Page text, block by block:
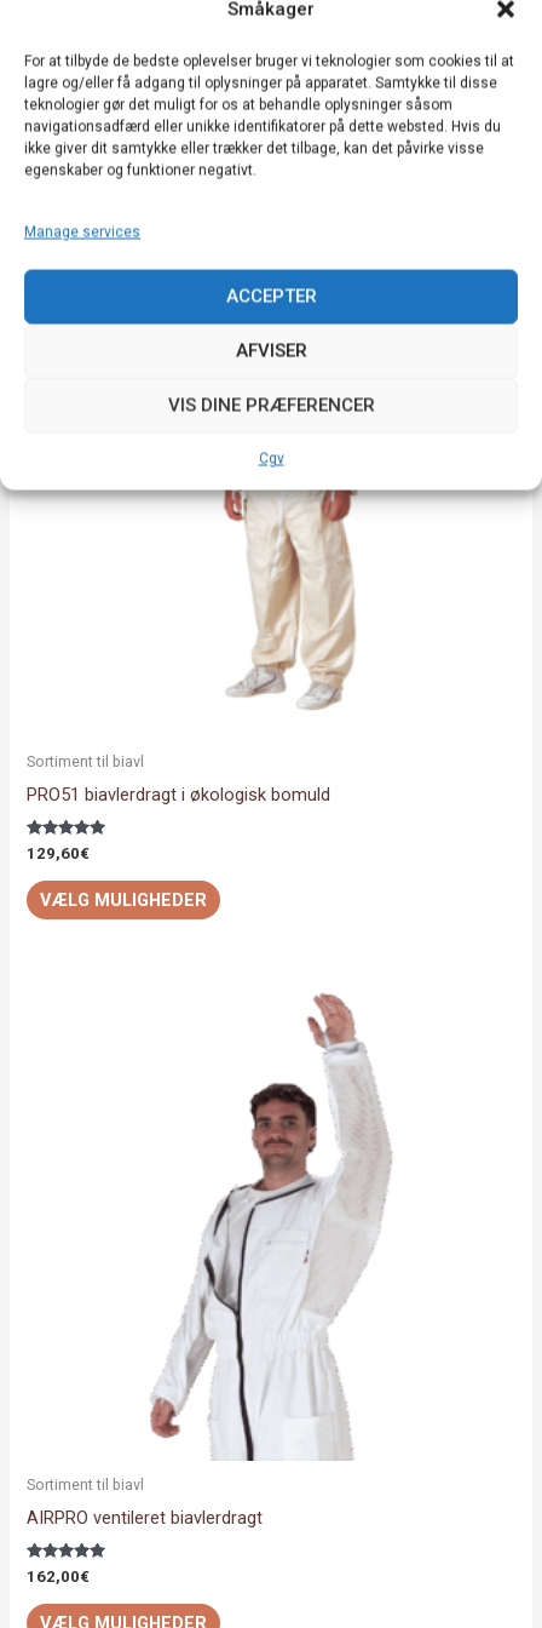
Småkager
For at tilbyde de bedste oplevelser bruger vi teknologier som cookies til at
lagre og/eller få adgang til oplysninger på apparatet. Samtykke til disse
teknologier gør det muligt for os at behandle oplysninger såsom
navigationsadfærd eller unikke identifikatorer på dette websted. Hvis du
ikke giver dit samtykke eller trækker det tilbage, kan det påvirke visse
egenskaber og funktioner negativt.
Manage services
ACCEPTER
AFVISER
VIS DINE PRÆFERENCER
Cgv
APIPROTEC 51 PRO biavlerdragt
Vurderet
5.00
ud af 5
118,80€
VÆLG MULIGHEDER
Sortiment til biavl
PRO51 biavlerdragt i økologisk bomuld
Vurderet
5.00
ud af 5
129,60€
VÆLG MULIGHEDER
Dette
vare
har
flere
varianter.
vælges
på
varesiden
Sortiment til biavl
AIRPRO ventileret biavlerdragt
Vurderet
5.00
ud af 5
162,00€
VÆLG MULIGHEDER
varianter.
Mulighederne
kan
vælges
på
varesiden